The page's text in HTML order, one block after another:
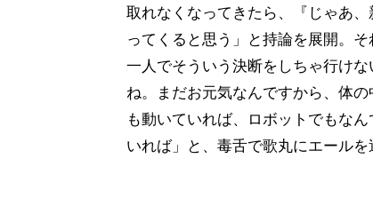
取れなくなってきたら、『じゃあ
ってくると思う」と持論を展開。
一人でそういう決断をしちゃ行け
ね。まだお元気なんですから、体
も動いていれば、ロボットでもなん
いれば」と、毒舌で歌丸にエールを